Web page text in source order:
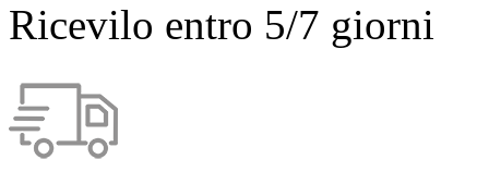
Ricevilo entro 5/7 giorni